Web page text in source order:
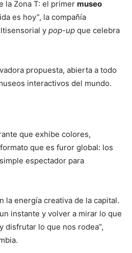
la Zona T: el primer museo
es hoy”, la compañía
y pop-up que celebra
propuesta, abierta a todo
interactivos del mundo.
que exhibe colores,
que es furor global: los
espectador para
la energía creativa de la capital.
instante y volver a mirar lo que
disfrutar lo que nos rodea”,